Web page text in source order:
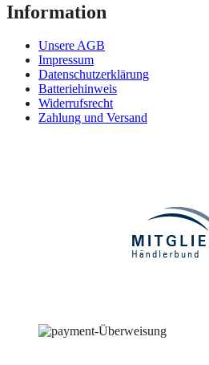
Information
Unsere AGB
Impressum
Datenschutzerklärung
Batteriehinweis
Widerrufsrecht
Zahlung und Versand